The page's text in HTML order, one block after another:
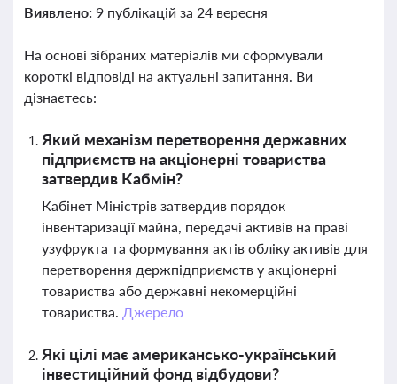
Виявлено: 9 публікацій за 24 вересня
На основі зібраних матеріалів ми сформували
короткі відповіді на актуальні запитання. Ви
дізнаєтесь:
Який механізм перетворення державних
підприємств на акціонерні товариства
затвердив Кабмін?
Кабінет Міністрів затвердив порядок
інвентаризації майна, передачі активів на праві
узуфрукта та формування актів обліку активів для
перетворення держпідприємств у акціонерні
товариства або державні некомерційні
товариства. Джерело
Які цілі має американсько-український
інвестиційний фонд відбудови?